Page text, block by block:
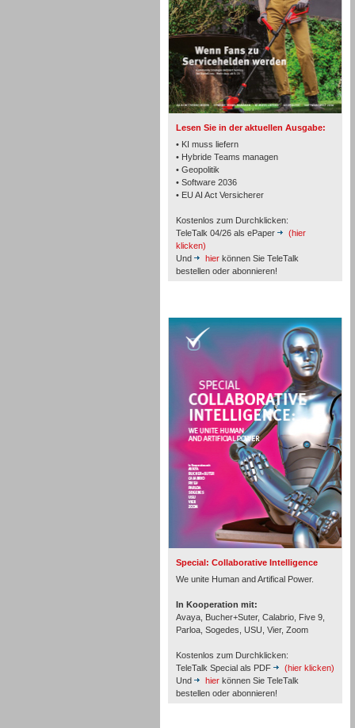
Lesen Sie in der aktuellen Ausgabe:
• KI muss liefern
• Hybride Teams managen
• Geopolitik
• Software 2036
• EU AI Act Versicherer
Kostenlos zum Durchklicken:
TeleTalk 04/26 als ePaper
(hier
klicken)
Und
hier können Sie TeleTalk
bestellen oder abonnieren!
Special: Collaborative Intelligence
We unite Human and Artifical Power.
In Kooperation mit:
Avaya, Bucher+Suter, Calabrio, Five 9,
Parloa, Sogedes, USU, Vier, Zoom
Kostenlos zum Durchklicken:
TeleTalk Special als PDF
(hier klicken)
Und
hier können Sie TeleTalk
bestellen oder abonnieren!
TK- und ACD-Systeme
Workforce-Management
Personal
Inbound